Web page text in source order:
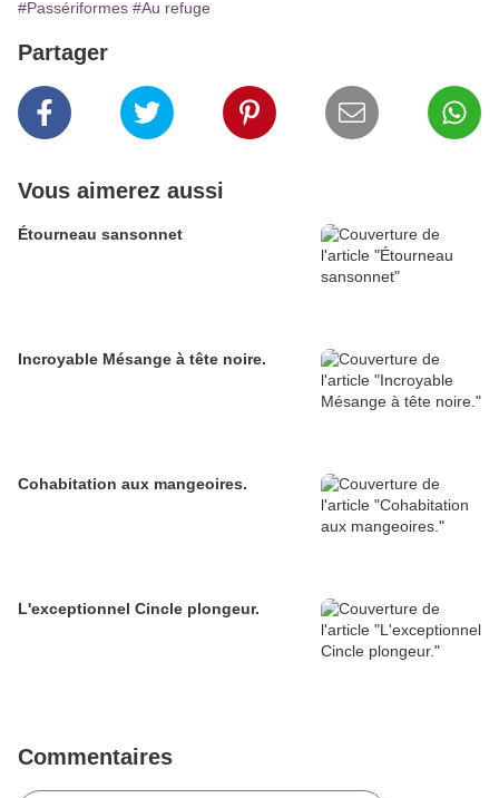
#Passériformes #Au refuge
Partager
Vous aimerez aussi
Étourneau sansonnet
Incroyable Mésange à tête noire.
Cohabitation aux mangeoires.
L'exceptionnel Cincle plongeur.
Commentaires